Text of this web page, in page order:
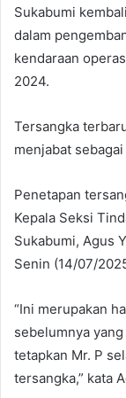
Sukabumi
dalam
kendaraan
2024.
Tersangka
menjabat
Penetapan
Kepala Seksi
Sukabumi, Agus
Senin (14/07/
“Ini merupakan
sebelumnya
tetapkan Mr. P
tersangka,” kata